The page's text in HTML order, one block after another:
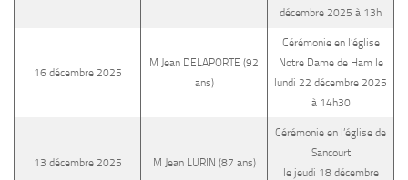
décembre 2025 à 13h
16 décembre 2025
M Jean DELAPORTE (92
ans)
Cérémonie en l’église
Notre Dame de Ham le
lundi 22 décembre 2025
à 14h30
13 décembre 2025 M Jean LURIN (87 ans)
Cérémonie en l’église de
Sancourt
le jeudi 18 décembre